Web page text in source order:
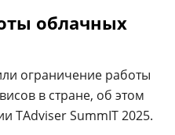
облачных
ограничение работы
в стране, об этом
TAdviser SummIT 2025.